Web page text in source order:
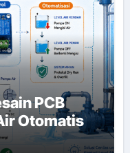
PCB
Otomatis